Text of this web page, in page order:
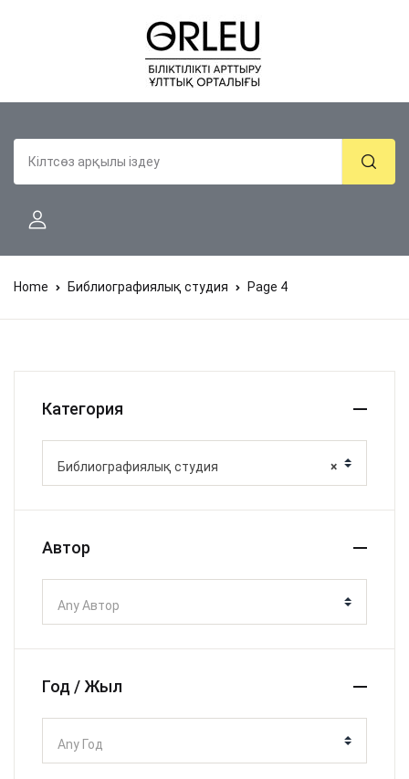
Home Библиографиялық студия Page 4
Категория
×
Библиографиялық студия
Автор
Any Автор
Год / Жыл
Any Год